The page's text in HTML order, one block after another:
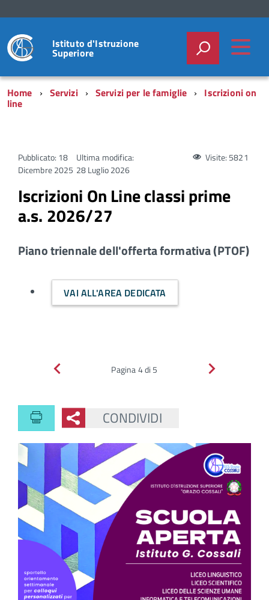
Istituto d'Istruzione
Superiore
Home Servizi Servizi per le famiglie Iscrizioni on
line
Pubblicato: 18
Dicembre 2025
Ultima modifica:
28 Luglio 2026
Visite: 5821
Iscrizioni On Line classi prime
a.s. 2026/27
Piano triennale dell'offerta formativa (PTOF)
VAI ALL'AREA DEDICATA
Pagina 4 di 5
CONDIVIDI